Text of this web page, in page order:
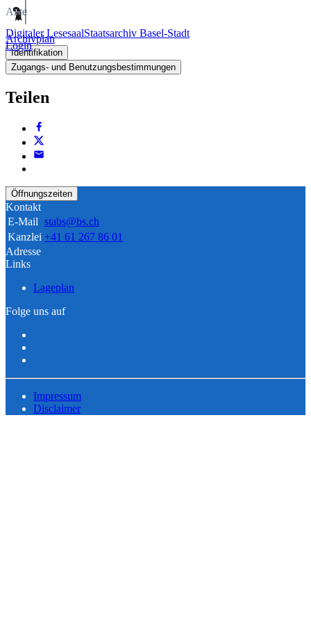
Digitaler LesesaalStaatsarchiv Basel-Stadt
Login
Akte
Archivplan
Identifikation
Zugangs- und Benutzungsbestimmungen
Teilen
Öffnungszeiten
Kontakt
E-Mail stabs@bs.ch
Kanzlei +41 61 267 86 01
Adresse
Links
Lageplan
Folge uns auf
Impressum
Disclaimer